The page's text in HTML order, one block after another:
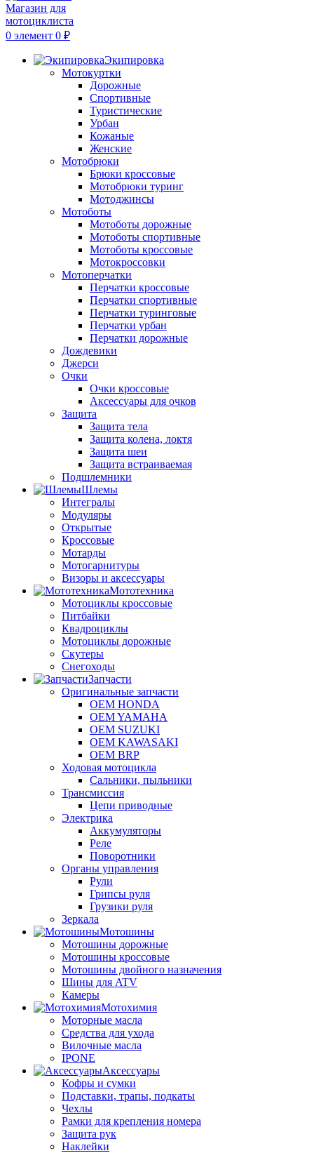
0 элемент 0 ₽
Экипировка
Мотокуртки
Дорожные
Спортивные
Туристические
Урбан
Кожаные
Женские
Мотобрюки
Брюки кроссовые
Мотобрюки туринг
Мотоджинсы
Мотоботы
Мотоботы дорожные
Мотоботы спортивные
Мотоботы кроссовые
Мотокроссовки
Мотоперчатки
Перчатки кроссовые
Перчатки спортивные
Перчатки туринговые
Перчатки урбан
Перчатки дорожные
Дождевики
Джерси
Очки
Очки кроссовые
Аксессуары для очков
Защита
Защита тела
Защита колена, локтя
Защита шеи
Защита встраиваемая
Подшлемники
Шлемы
Интегралы
Модуляры
Открытые
Кроссовые
Мотарды
Мотогарнитуры
Визоры и аксессуары
Мототехника
Мотоциклы кроссовые
Питбайки
Квадроциклы
Мотоциклы дорожные
Скутеры
Снегоходы
Запчасти
Оригинальные запчасти
OEM HONDA
OEM YAMAHA
OEM SUZUKI
OEM KAWASAKI
OEM BRP
Ходовая мотоцикла
Сальники, пыльники
Трансмиссия
Цепи приводные
Электрика
Аккумуляторы
Реле
Поворотники
Органы управления
Рули
Грипсы руля
Грузики руля
Зеркала
Мотошины
Мотошины дорожные
Мотошины кроссовые
Мотошины двойного назначения
Шины для ATV
Камеры
Мотохимия
Моторные масла
Средства для ухода
Вилочные масла
IPONE
Аксессуары
Кофры и сумки
Подставки, трапы, подкаты
Чехлы
Рамки для крепления номера
Защита рук
Наклейки